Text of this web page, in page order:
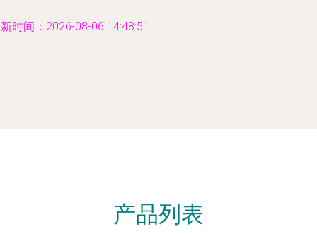
时间：2026-08-06 14:48:51
产品列表